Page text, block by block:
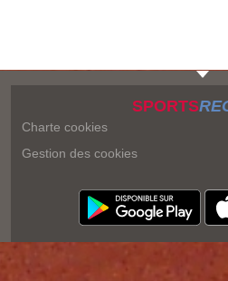
SPORTS
Charte cookies
Gestion des cookies